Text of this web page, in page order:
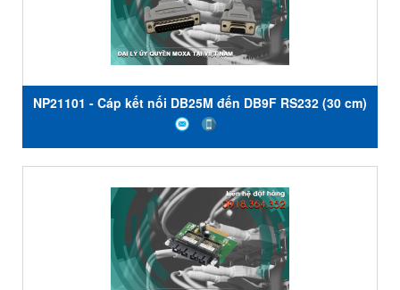
NP21101 - Cáp kết nối DB25M đến DB9F RS232 (30 cm)
- Dành cho NPORT DE-211 - Moxa Việt Nam